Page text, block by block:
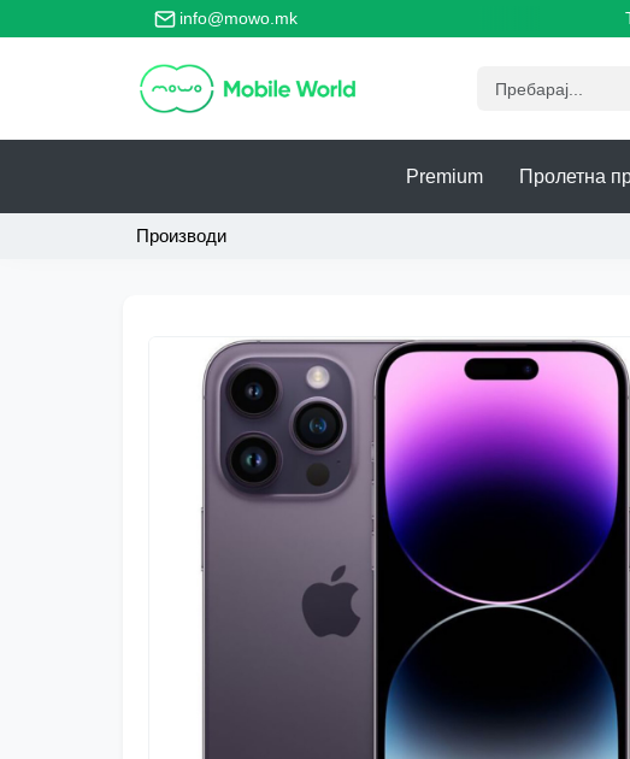
info@mowo.mk
место за безбедно тргување со телефони!
Premium Пролетна
Производи